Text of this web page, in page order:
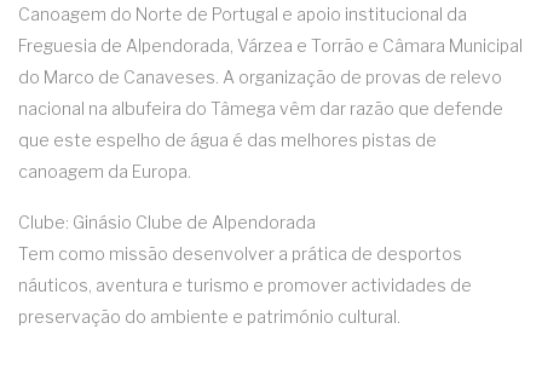
Canoagem do Norte de Portugal e apoio institucional da
Freguesia de Alpendorada, Várzea e Torrão e Câmara Municipal
do Marco de Canaveses. A organização de provas de relevo
nacional na albufeira do Tâmega vêm dar razão que defende
que este espelho de água é das melhores pistas de
canoagem da Europa.
Clube: Ginásio Clube de Alpendorada
Tem como missão desenvolver a prática de desportos
náuticos, aventura e turismo e promover actividades de
preservação do ambiente e património cultural.